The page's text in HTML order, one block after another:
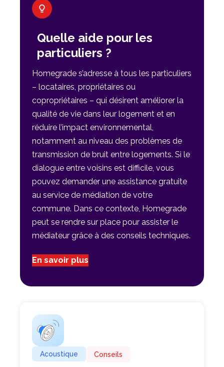
Quelle aide pour les
particuliers ?
Homegrade s’adresse à tous les particuliers
– locataires, propriétaires ou
copropriétaires – qui désirent améliorer la
qualité de vie dans leur logement et en
réduire l’impact environnemental,
notamment au niveau des problèmes de
transmission de bruit entre logements. Si le
dialogue entre voisins est difficile, vous
pouvez demander une assistance gratuite
au service de médiation de votre
commune. Dans ce contexte, Homegrade
peut se rendre sur place pour assister le
médiateur grâce à des conseils techniques.
En savoir plus
Acoustique Conseils